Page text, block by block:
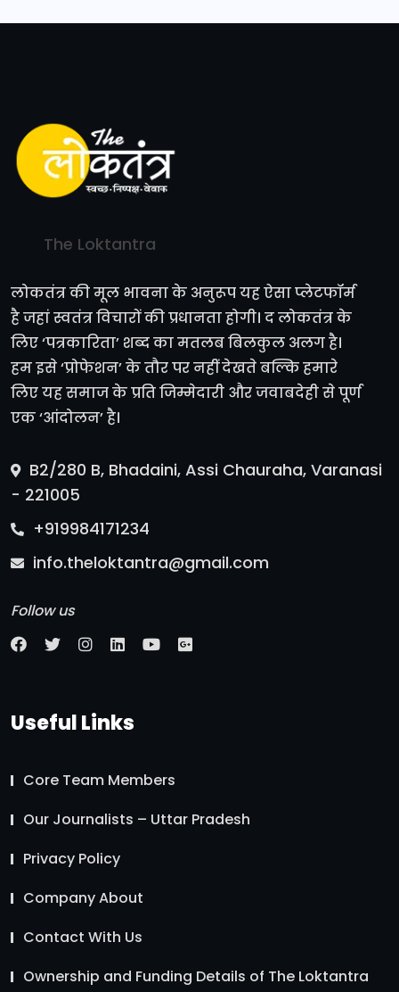
The Loktantra
लोकतंत्र की मूल भावना के अनुरूप यह ऐसा प्लेटफॉर्म
है जहां स्वतंत्र विचारों की प्रधानता होगी। द लोकतंत्र के
लिए ‘पत्रकारिता’ शब्द का मतलब बिलकुल अलग है।
हम इसे ‘प्रोफेशन’ के तौर पर नहीं देखते बल्कि हमारे
लिए यह समाज के प्रति जिम्मेदारी और जवाबदेही से पूर्ण
एक ‘आंदोलन’ है।
B2/280 B, Bhadaini, Assi Chauraha, Varanasi
- 221005
+919984171234
info.theloktantra@gmail.com
Follow us
Useful Links
Core Team Members
Our Journalists – Uttar Pradesh
Privacy Policy
Company About
Contact With Us
Ownership and Funding Details of The Loktantra